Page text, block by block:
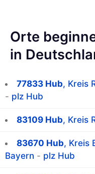
Orte
in
77833 Hub, Kreis
- plz Hub
83109 Hub, Kreis
83670 Hub, Kreis
Bayern - plz Hub